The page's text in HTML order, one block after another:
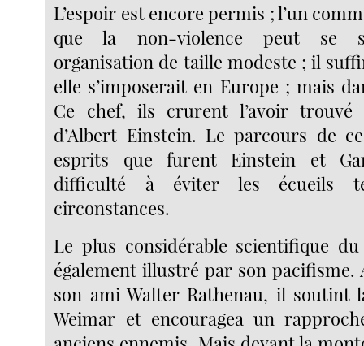
L’espoir est encore permis ; l’un
que la non-violence peut se
organisation de taille modeste ; il
elle s’imposerait en Europe ; mais
Ce chef, ils crurent l’avoir trouvé
d’Albert Einstein. Le parcours de
esprits que furent Einstein et
difficulté à éviter les écueils
circonstances.
Le plus considérable scientifique du
également illustré par son pacifisme.
son ami Walter Rathenau, il soutint
Weimar et encouragea un